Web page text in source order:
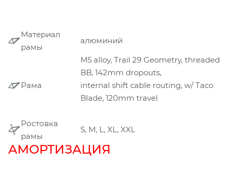
Материал
рамы
алюминий
Рама
M5 alloy, Trail 29 Geometry, threaded
BB, 142mm dropouts,
internal shift cable routing, w/ Taco
Blade, 120mm travel
Ростовка
рамы
S, M, L, XL, XXL
АМОРТИЗАЦИЯ